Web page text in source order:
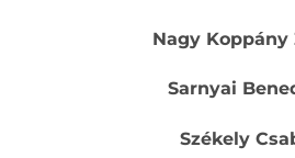
Nagy Koppány
Sarnyai
Székely